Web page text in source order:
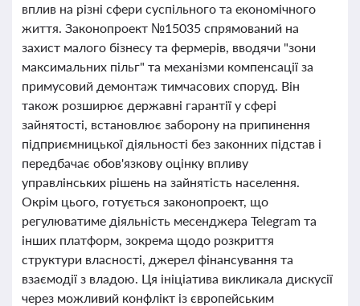
вплив на різні сфери суспільного та економічного
життя. Законопроект №15035 спрямований на
захист малого бізнесу та фермерів, вводячи "зони
максимальних пільг" та механізми компенсації за
примусовий демонтаж тимчасових споруд. Він
також розширює державні гарантії у сфері
зайнятості, встановлює заборону на припинення
підприємницької діяльності без законних підстав і
передбачає обов'язкову оцінку впливу
управлінських рішень на зайнятість населення.
Окрім цього, готується законопроект, що
регулюватиме діяльність месенджера Telegram та
інших платформ, зокрема щодо розкриття
структури власності, джерел фінансування та
взаємодії з владою. Ця ініціатива викликала дискусії
через можливий конфлікт із європейським